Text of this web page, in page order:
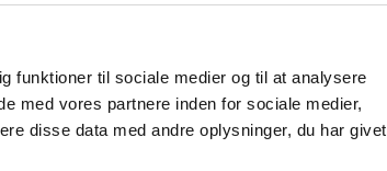
funktioner til sociale medier og til at analysere
med vores partnere inden for sociale medier,
disse data med andre oplysninger, du har givet